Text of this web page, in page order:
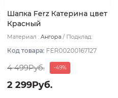
Шапка Ferz Катерина цвет
Красный
Материал : Ангора
Подклад:
Код товара: FER00200167127
4 499Руб. -49%
2 299Руб.